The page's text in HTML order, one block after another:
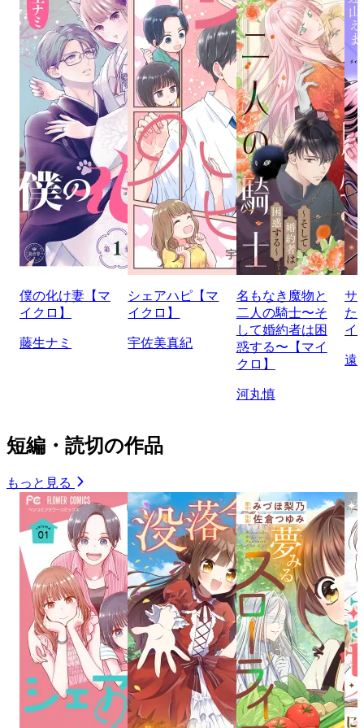
僕の化け妻【マ
イクロ】
藤生ナミ
シェアハピ【マ
イクロ】
宇佐美真紀
名もなき魔物と
二人の騎士〜そ
して婚約者は困
惑する〜【マイ
クロ】
河丸慎
サ
た
イ
遠
短編・読切の作品
もっと見る